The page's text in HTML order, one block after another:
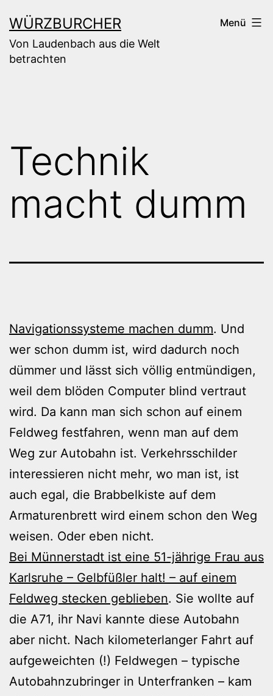
Inhalt
springen
WÜRZBURCHER
Von Laudenbach aus die Welt
betrachten
Menü
Technik
macht dumm
Navigationssysteme machen dumm. Und
wer schon dumm ist, wird dadurch noch
dümmer und lässt sich völlig entmündigen,
weil dem blöden Computer blind vertraut
wird. Da kann man sich schon auf einem
Feldweg festfahren, wenn man auf dem
Weg zur Autobahn ist. Verkehrsschilder
interessieren nicht mehr, wo man ist, ist
auch egal, die Brabbelkiste auf dem
Armaturenbrett wird einem schon den Weg
weisen. Oder eben nicht.
Bei Münnerstadt ist eine 51-jährige Frau aus
Karlsruhe – Gelbfüßler halt! – auf einem
Feldweg stecken geblieben. Sie wollte auf
die A71, ihr Navi kannte diese Autobahn
aber nicht. Nach kilometerlanger Fahrt auf
aufgeweichten (!) Feldwegen – typische
Autobahnzubringer in Unterfranken – kam